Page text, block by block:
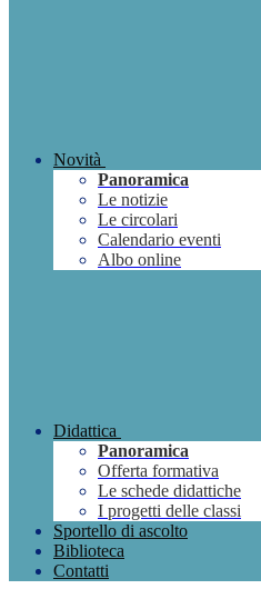
Novità
Panoramica
Le notizie
Le circolari
Calendario eventi
Albo online
Didattica
Panoramica
Offerta formativa
Le schede didattiche
I progetti delle classi
Sportello di ascolto
Biblioteca
Contatti